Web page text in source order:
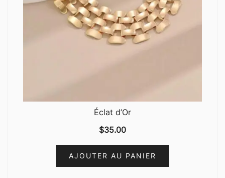
Éclat d’Or
$35.00
AJOUTER AU PANIER